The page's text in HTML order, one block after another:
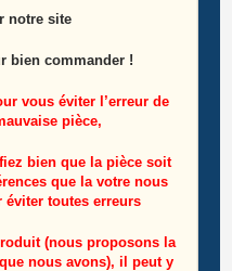
De La Carte T-
€
notre site
bien commander !
vous éviter l’erreur de
pièce,
bien que la pièce soit
que la votre nous
toutes erreurs
(nous proposons la
nous avons), il peut y